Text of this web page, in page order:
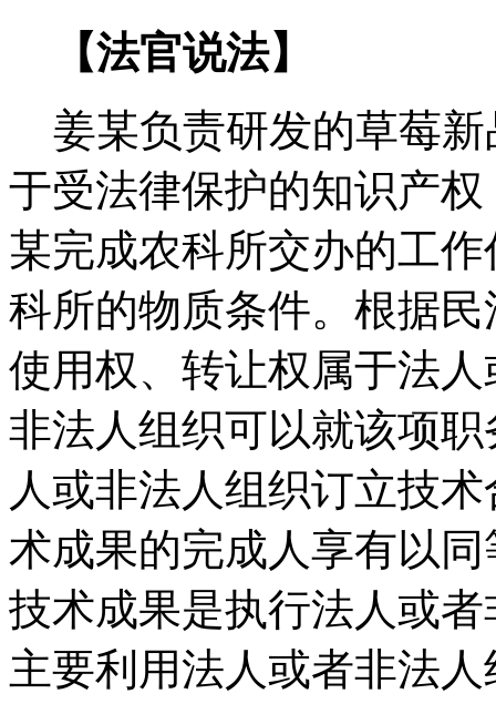
【法官说法】
姜某负责研发的草莓新
于受法律保护的知识产
某完成农科所交办的工
科所的物质条件。根据
使用权、转让权属于法
非法人组织可以就该项
人或非法人组织订立技
术成果的完成人享有以
技术成果是执行法人或
主要利用法人或者非法